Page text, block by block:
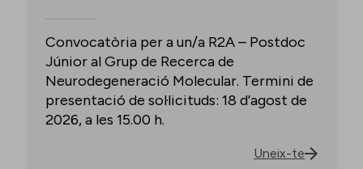
Convocatòria per a un/a R2A – Postdoc
Júnior al Grup de Recerca de
Neurodegeneració Molecular. Termini de
presentació de sol·licituds: 18 d’agost de
2026, a les 15.00 h.
Uneix-te